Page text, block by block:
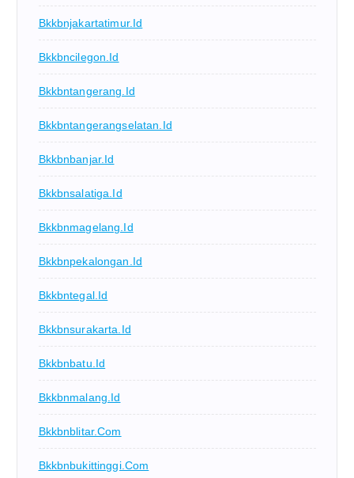
Bkkbnjakartatimur.id
Bkkbncilegon.id
Bkkbntangerang.id
Bkkbntangerangselatan.id
Bkkbnbanjar.id
Bkkbnsalatiga.id
Bkkbnmagelang.id
Bkkbnpekalongan.id
Bkkbntegal.id
Bkkbnsurakarta.id
Bkkbnbatu.id
Bkkbnmalang.id
Bkkbnblitar.com
Bkkbnbukittinggi.com